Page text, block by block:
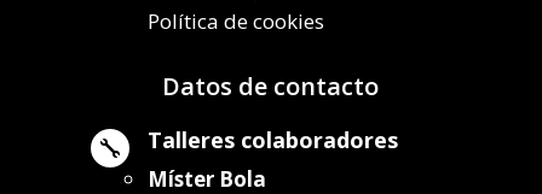
Política de cookies
Datos de contacto
 Talleres colaboradores
Míster Bola